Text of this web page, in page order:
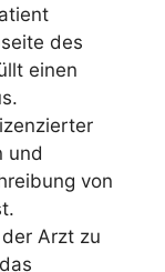
des
einen
und
von
Arzt zu